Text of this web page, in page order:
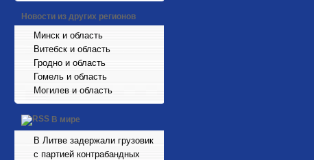
Новости из других регионов
Минск и область
Витебск и область
Гродно и область
Гомель и область
Могилев и область
В мире
В Литве задержали грузовик
с партией контрабандных